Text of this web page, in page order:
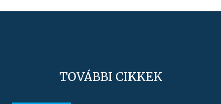
TOVÁBBI CIKKEK